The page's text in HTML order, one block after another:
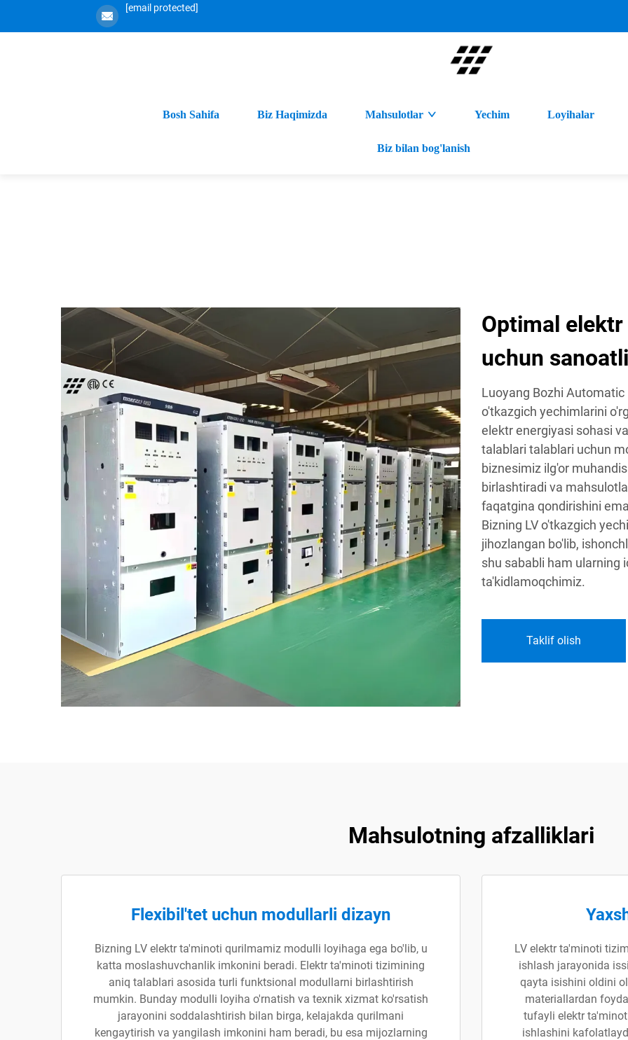
[email protected]
Bosh Sahifa Biz Haqimizda Mahsulotlar Yechim Loyihalar
Biz bilan bog'lanish
Optimal
uchun
Luoyang Bozhi
o'tkazgich yechimlarini
elektr energiyasi sohasi
talablari talablari uchun
biznesimiz ilg'or
birlashtiradi va
faqatgina qondirishini
Bizning LV o'tkazgich
jihozlangan bo'lib,
shu sababli ham ularning
ta'kidlamoqchimiz.
Taklif olish
Mahsulotning afzalliklari
Flexibil'tet uchun modullarli dizayn
Bizning LV elektr ta'minoti qurilmamiz modulli loyihaga ega bo'lib, u
katta moslashuvchanlik imkonini beradi. Elektr ta'minoti tizimining
aniq talablari asosida turli funktsional modullarni birlashtirish
mumkin. Bunday modulli loyiha o'rnatish va texnik xizmat ko'rsatish
jarayonini soddalashtirish bilan birga, kelajakda qurilmani
kengaytirish va yangilash imkonini ham beradi, bu esa mijozlarning
LV elektr ta'minoti
ishlash jarayonida
qayta isishini oldini
materiallardan
tufayli elektr
ishlashini